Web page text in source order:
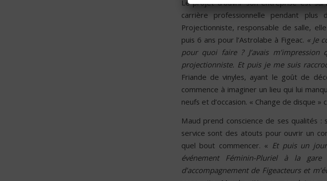
Le projet d’ouvrir son entreprise est
carrière professionnelle pendant
Projectionniste, responsable de salle,
puis 6 ans pour l’Astrolabe à Figeac. « Je
pour quoi faire ? J’avais
projectionniste. Et puis je me suis
Friande de vinyles, ayant le goût de
commence à imaginer un lieu qui lui
neufs et d’occasion. « Change de disque
Maud prend conscience de ses qualités :
service sont des atouts pour ouvrir un
quel bout commencer. « Et puis un
événement Féminin-Pluriel à la
d’accompagnement de Figeacteurs et